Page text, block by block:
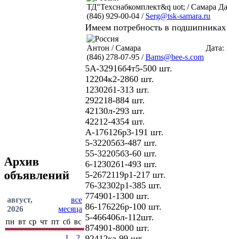
Архив
объявлений
август,
2026
все
месяца
пн вт ср чт пт сб вс
ТД"Техснабкомплект&q uot; / Самара
(846) 929-00-04 / Serg@tsk-samara.ru
Имеем потребность в
Антон / Самара
(846) 278-07-95 /Bams@bee-s.com
Дата:
5А-32916б4т5-500 шт.
12204к2-2860 шт.
12302б1-313 шт.
292218-884 шт.
42130л-293 шт.
42212-4354 шт.
А-176126р3-191 шт.
5-32205б3-487 шт.
55-32205б3-60 шт.
6-12302б1-493 шт.
5-2672119р1-217 шт.
76-32302р1-385 шт.
774901-1300 шт.
86-176226р-100 шт.
5-466406л-112шт.
874901-8000 шт.